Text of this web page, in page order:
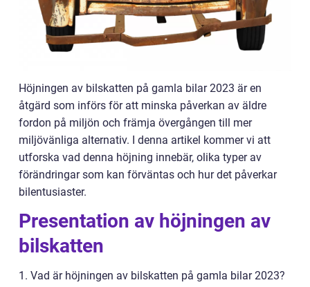
Höjningen av bilskatten på gamla bilar 2023 är en
åtgärd som införs för att minska påverkan av äldre
fordon på miljön och främja övergången till mer
miljövänliga alternativ. I denna artikel kommer vi att
utforska vad denna höjning innebär, olika typer av
förändringar som kan förväntas och hur det påverkar
bilentusiaster.
Presentation av höjningen av
bilskatten
1. Vad är höjningen av bilskatten på gamla bilar 2023?